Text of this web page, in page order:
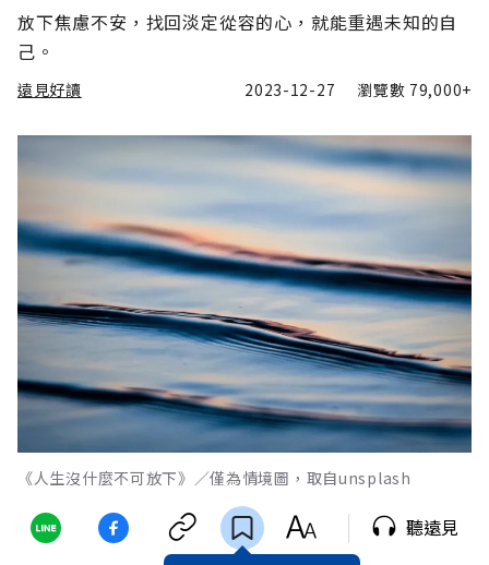
放下焦慮不安，找回淡定從容的心，就能重遇未知的自
己。
遠見好讀 2023-12-27 瀏覽數 79,000+
《人生沒什麼不可放下》／僅為情境圖，取自unsplash
聽遠見